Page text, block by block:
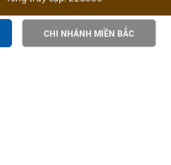
CHI NHÁNH MIỀN BẮC